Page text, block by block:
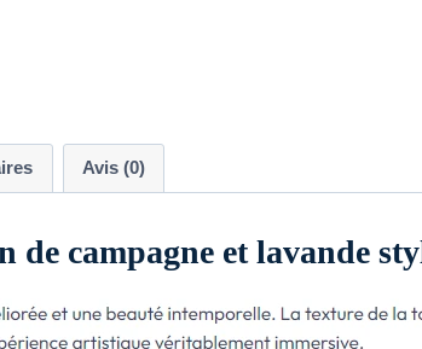
Avis (0)
campagne et lavande